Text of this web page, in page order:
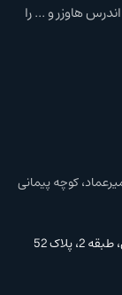
هاوزر و ... را
کوچه پیمانی
پلاک 52